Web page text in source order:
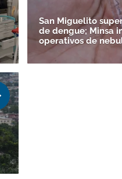
San Miguelito
de dengue; Minsa
operativos de